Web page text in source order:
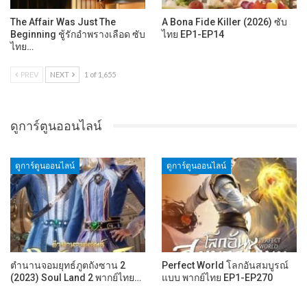
The Affair Was Just The
Beginning ชู้รักอำพรางเลือด ซับ
ไทย…
A Bona Fide Killer (2026) ซับ
ไทย EP1-EP14
PREV NEXT 1 of 1,655
ดูการ์ตูนออนไลน์
ดูการ์ตูนออนไลน์
ตำนานจอมยุทธ์ภูตถังซาน 2
(2023) Soul Land 2 พากย์ไทย…
ดูการ์ตูนออนไลน์
Perfect World โลกอันสมบูรณ์
แบบ พากย์ไทย EP1-EP270